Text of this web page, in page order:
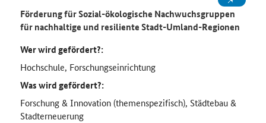
Förderung für Sozial-ökologische Nachwuchsgruppen
für nachhaltige und resiliente Stadt-Umland-Regionen
Wer wird gefördert?:
Hochschule, Forschungseinrichtung
Was wird gefördert?:
Forschung & Innovation (themenspezifisch), Städtebau &
Stadterneuerung